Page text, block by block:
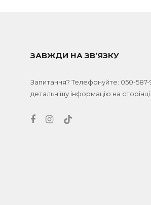
ЗАВЖДИ НА ЗВ’ЯЗКУ
Запитання? Телефонуйте: 050-587-
детальнішу інформацію на сторінці